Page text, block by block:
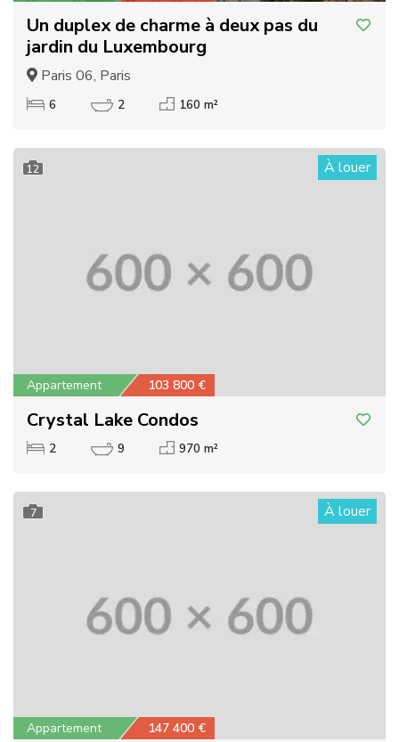
Un duplex de charme à deux pas du
jardin du Luxembourg
Paris 06, Paris
6 2 160 m²
12 À louer
Appartement 103 800 €
Crystal Lake Condos
2 9 970 m²
7 À louer
Appartement 147 400 €